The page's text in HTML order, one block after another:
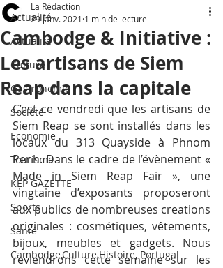
Actualité
Actualité
Culture
Gastronomie
Société
Economie
Tourisme
KEP GAZETTE
Sports
Santé
Cambodge,Culture,Histoire, Portugal
Cambodge & Initiative :
Les artisans de Siem
Reap dans la capitale
La Rédaction
29 janv. 2021 1 min de lecture
C’est ce vendredi que les artisans de
Siem Reap se sont installés dans les
locaux du 313 Quayside à Phnom
Penh. Dans le cadre de l’évènement «
Made in Siem Reap Fair », une
vingtaine d’exposants proposeront
aux publics de nombreuses creations
originales : cosmétiques, vêtements,
bijoux, meubles et gadgets. Nous
reviendrons cette semaine sur les